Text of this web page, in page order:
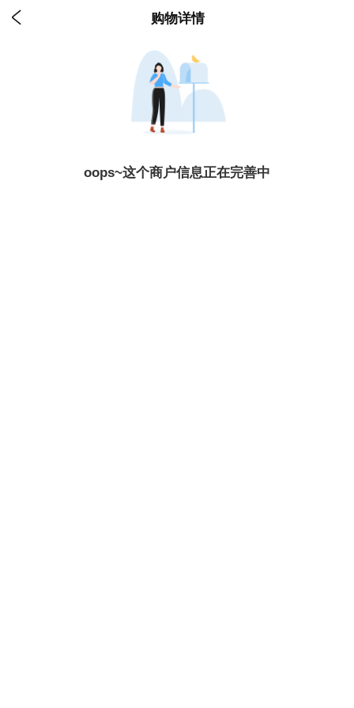
 购物详情
oops~这个商户信息正在完善中